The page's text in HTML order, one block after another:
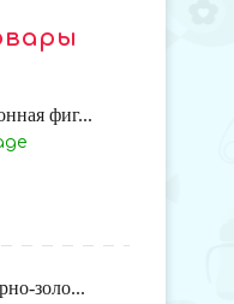
фиг...
золо...